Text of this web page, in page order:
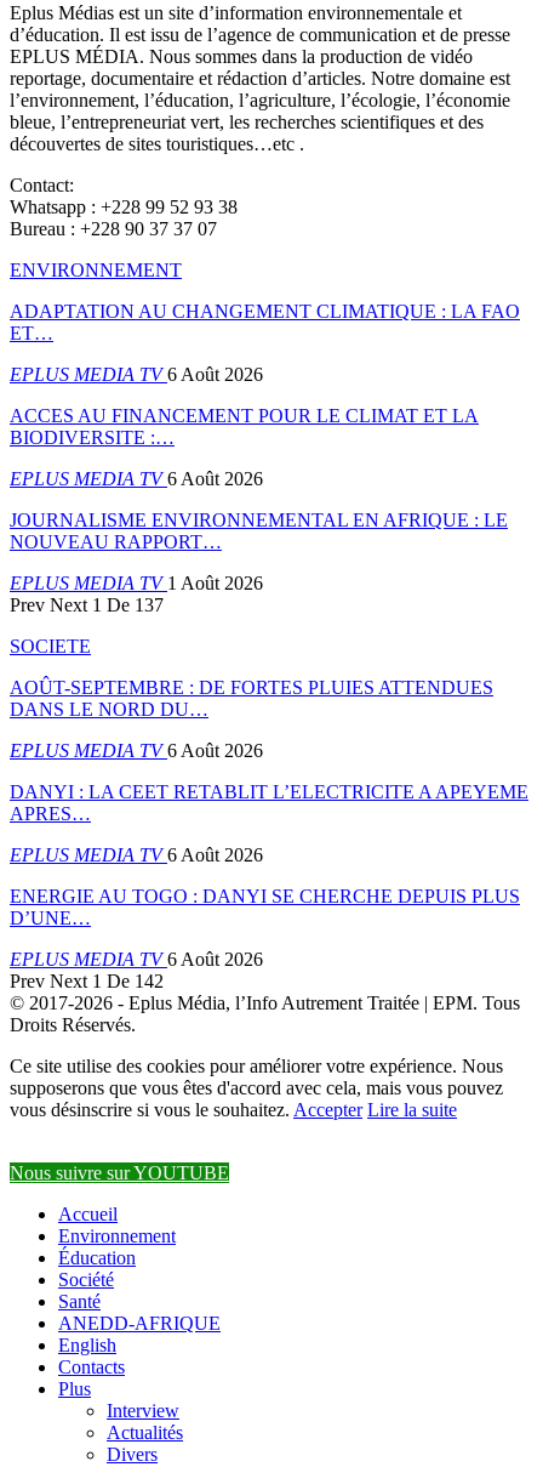
Eplus Médias est un site d’information environnementale et
d’éducation. Il est issu de l’agence de communication et de presse
EPLUS MÉDIA. Nous sommes dans la production de vidéo
reportage, documentaire et rédaction d’articles. Notre domaine est
l’environnement, l’éducation, l’agriculture, l’écologie, l’économie
bleue, l’entrepreneuriat vert, les recherches scientifiques et des
découvertes de sites touristiques…etc .
Contact:
Whatsapp : +228 99 52 93 38
Bureau : +228 90 37 37 07
ENVIRONNEMENT
ADAPTATION AU CHANGEMENT CLIMATIQUE : LA FAO
ET…
EPLUS MEDIA TV6 Août 2026
ACCES AU FINANCEMENT POUR LE CLIMAT ET LA
BIODIVERSITE :…
EPLUS MEDIA TV6 Août 2026
JOURNALISME ENVIRONNEMENTAL EN AFRIQUE : LE
NOUVEAU RAPPORT…
EPLUS MEDIA TV1 Août 2026
Prev Next 1 De 137
SOCIETE
AOÛT-SEPTEMBRE : DE FORTES PLUIES ATTENDUES
DANS LE NORD DU…
EPLUS MEDIA TV6 Août 2026
DANYI : LA CEET RETABLIT L’ELECTRICITE A APEYEME
APRES…
EPLUS MEDIA TV6 Août 2026
ENERGIE AU TOGO : DANYI SE CHERCHE DEPUIS PLUS
D’UNE…
EPLUS MEDIA TV6 Août 2026
Prev Next 1 De 142
© 2017-2026 - Eplus Média, l’Info Autrement Traitée | EPM. Tous
Droits Réservés.
Ce site utilise des cookies pour améliorer votre expérience. Nous
supposerons que vous êtes d'accord avec cela, mais vous pouvez
vous désinscrire si vous le souhaitez. Accepter Lire la suite
Nous suivre sur YOUTUBE
Accueil
Environnement
Éducation
Société
Santé
ANEDD-AFRIQUE
English
Contacts
Plus
Interview
Actualités
Divers